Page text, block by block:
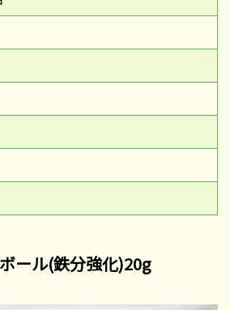
ール(鉄分強化)20g